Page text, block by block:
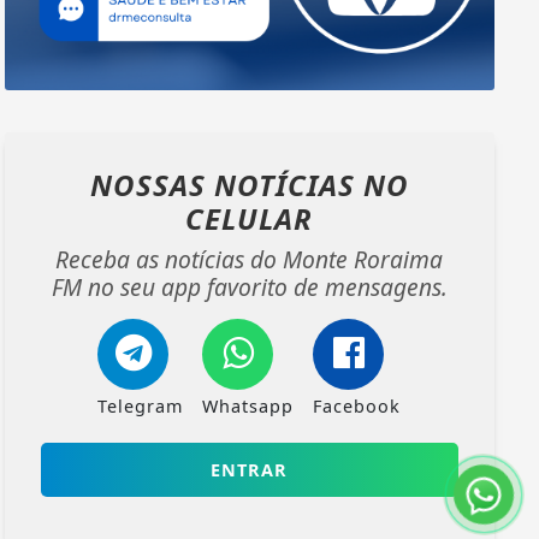
NOSSAS NOTÍCIAS NO
CELULAR
Receba as notícias do Monte Roraima
FM no seu app favorito de mensagens.
Telegram Whatsapp Facebook
ENTRAR